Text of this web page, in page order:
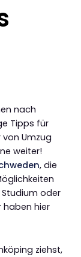
nach
Tipps für
von Umzug
weiter!
, die
oder
haben hier
ziehst,